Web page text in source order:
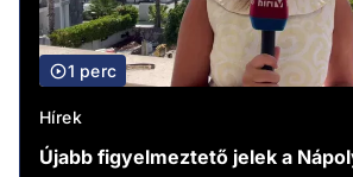
1 perc
Hírek
Újabb figyelmeztető jelek a